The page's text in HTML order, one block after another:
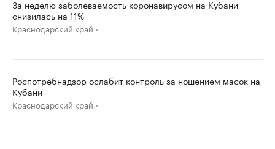
За неделю заболеваемость коронавирусом на Кубани
снизилась на 11%
Краснодарский край
Роспотребнадзор ослабит контроль за ношением масок на
Кубани
Краснодарский край